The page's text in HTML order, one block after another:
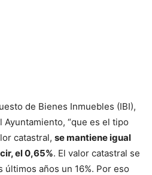
de Bienes Inmuebles (IBI),
“que es el tipo
catastral, se mantiene igual
el 0,65%. El valor catastral se
años un 16%. Por eso